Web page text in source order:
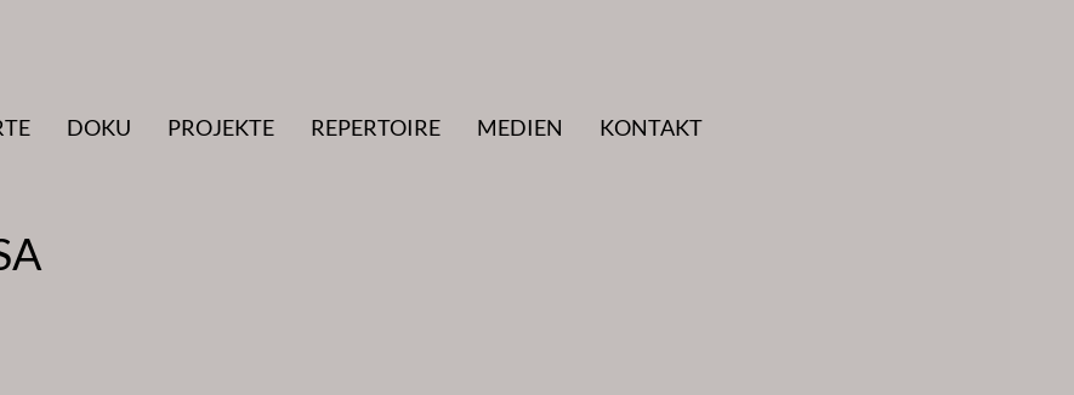
DOKU PROJEKTE REPERTOIRE MEDIEN KONTAKT